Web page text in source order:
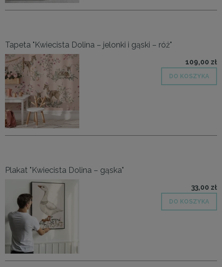
Tapeta "Kwiecista Dolina – jelonki i gąski – róż"
109,00 zł
DO KOSZYKA
Plakat "Kwiecista Dolina – gąska"
33,00 zł
DO KOSZYKA